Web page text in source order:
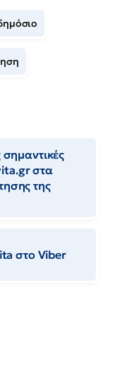
στα
της
στο Viber